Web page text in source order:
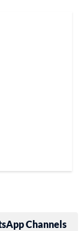
Channels